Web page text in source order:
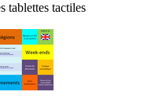
tablettes tactiles